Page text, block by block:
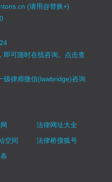
(请用@替换+)
可随时在线咨询。 点击查
级律师微信(lawbridge)咨询
法律网址大全
空间
法律桥搜狐号